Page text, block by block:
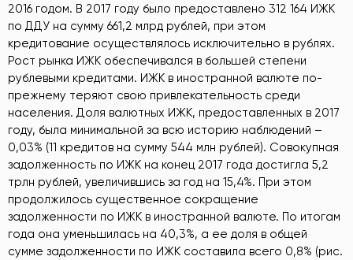
2016 годом. В 2017 году было предоставлено 312 164 ИЖК
по ДДУ на сумму 661,2 млрд рублей, при этом
кредитование осуществлялось исключительно в рублях.
Рост рынка ИЖК обеспечивался в большей степени
рублевыми кредитами. ИЖК в иностранной валюте по-
прежнему теряют свою привлекательность среди
населения. Доля валютных ИЖК, предоставленных в 2017
году, была минимальной за всю историю наблюдений –
0,03% (11 кредитов на сумму 544 млн рублей). Совокупная
задолженность по ИЖК на конец 2017 года достигла 5,2
трлн рублей, увеличившись за год на 15,4%. При этом
продолжилось существенное сокращение
задолженности по ИЖК в иностранной валюте. По итогам
года она уменьшилась на 40,3%, а ее доля в общей
сумме задолженности по ИЖК составила всего 0,8% (рис.